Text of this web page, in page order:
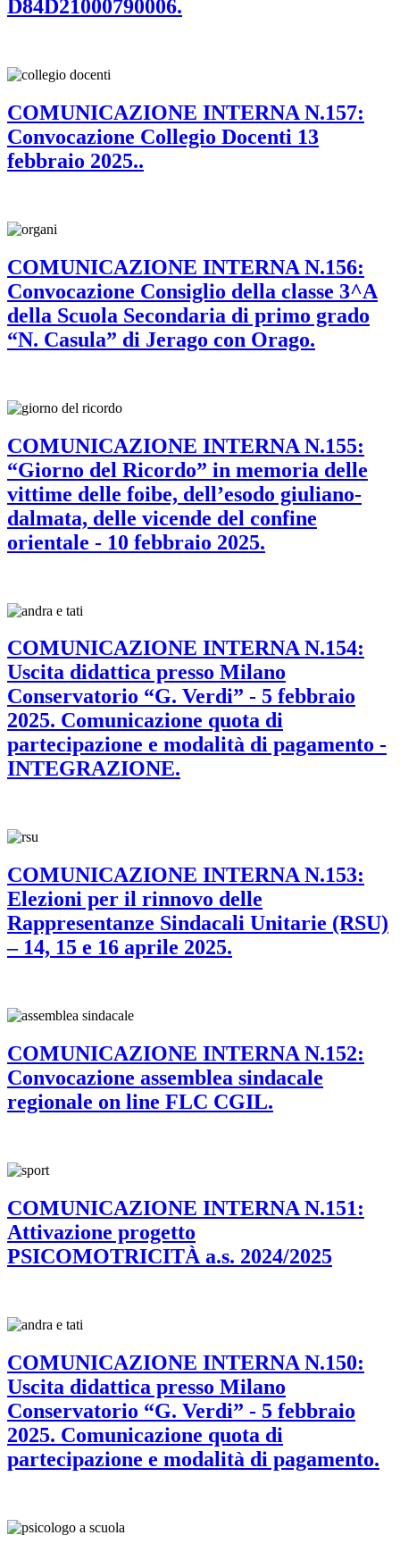
D84D21000790006.
COMUNICAZIONE INTERNA N.157:
Convocazione Collegio Docenti 13
febbraio 2025..
COMUNICAZIONE INTERNA N.156:
Convocazione Consiglio della classe 3^A
della Scuola Secondaria di primo grado
“N. Casula” di Jerago con Orago.
COMUNICAZIONE INTERNA N.155:
“Giorno del Ricordo” in memoria delle
vittime delle foibe, dell’esodo giuliano-
dalmata, delle vicende del confine
orientale - 10 febbraio 2025.
COMUNICAZIONE INTERNA N.154:
Uscita didattica presso Milano
Conservatorio “G. Verdi” - 5 febbraio
2025. Comunicazione quota di
partecipazione e modalità di pagamento -
INTEGRAZIONE.
COMUNICAZIONE INTERNA N.153:
Elezioni per il rinnovo delle
Rappresentanze Sindacali Unitarie (RSU)
– 14, 15 e 16 aprile 2025.
COMUNICAZIONE INTERNA N.152:
Convocazione assemblea sindacale
regionale on line FLC CGIL.
COMUNICAZIONE INTERNA N.151:
Attivazione progetto
PSICOMOTRICITÀ a.s. 2024/2025
COMUNICAZIONE INTERNA N.150:
Uscita didattica presso Milano
Conservatorio “G. Verdi” - 5 febbraio
2025. Comunicazione quota di
partecipazione e modalità di pagamento.